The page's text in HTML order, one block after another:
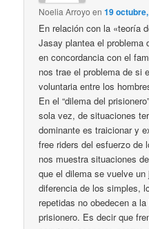
Noelia Arroyo en19
En relación con la «teoría
Jasay plantea el problema
en concordancia con el
nos trae el problema de si
voluntaria entre los
En el “dilema del
sola vez, de situaciones
dominante es traicionar y
free riders del esfuerzo de
nos muestra situaciones
que el dilema se vuelve
diferencia de los simples,
repetidas no obedecen a
prisionero. Es decir que